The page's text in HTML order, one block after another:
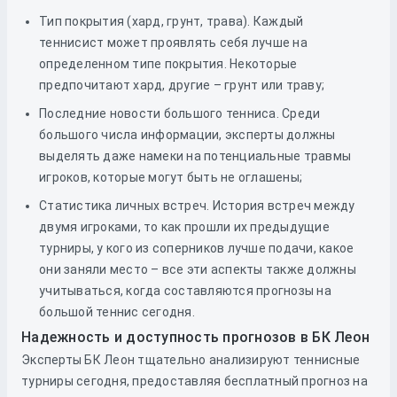
Тип покрытия (хард, грунт, трава). Каждый
теннисист может проявлять себя лучше на
определенном типе покрытия. Некоторые
предпочитают хард, другие – грунт или траву;
Последние новости большого тенниса. Среди
большого числа информации, эксперты должны
выделять даже намеки на потенциальные травмы
игроков, которые могут быть не оглашены;
Статистика личных встреч. История встреч между
двумя игроками, то как прошли их предыдущие
турниры, у кого из соперников лучше подачи, какое
они заняли место – все эти аспекты также должны
учитываться, когда составляются прогнозы на
большой теннис сегодня.
Надежность и доступность прогнозов в БК Леон
Эксперты БК Леон тщательно анализируют теннисные
турниры сегодня, предоставляя бесплатный прогноз на